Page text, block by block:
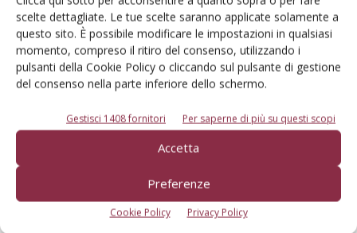
scelte dettagliate. Le tue scelte saranno applicate solamente a
questo sito. È possibile modificare le impostazioni in qualsiasi
momento, compreso il ritiro del consenso, utilizzando i
pulsanti della Cookie Policy o cliccando sul pulsante di gestione
del consenso nella parte inferiore dello schermo.
Gestisci 1408 fornitori Per saperne di più su questi scopi
Accetta
Preferenze
Cookie Policy Privacy Policy
la sua cabina Protector, che nella versione ribassata – Super
low profile o Slp – è arrivata alle fasi finali del Tractor of the
year. «Si tratta – ha spiegato Liliana Carraro, responsabile
della comunicazione del gruppo – dell’unica cabina ribassata
simili, ma nessuno dei concorrenti ha la certificazione», ha
La categoria 4 è il livello più alto di protezione assicurato da
un abitacolo: per ottenerlo, occorre dimostrare di essere in
grado di mantenere fuori dal medesimo polvere, aerosol